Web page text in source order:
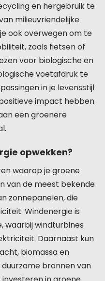
en hergebruik te
milieuvriendelijke
ook overwegen om te
zoals fietsen of
voor biologische en
voetafdruk te
in je levensstijl
impact hebben
een groenere
opwekken?
waarop je groene
van de meest bekende
zonnepanelen, die
Windenergie is
waarbij windturbines
Daarnaast kun
biomassa en
bronnen van